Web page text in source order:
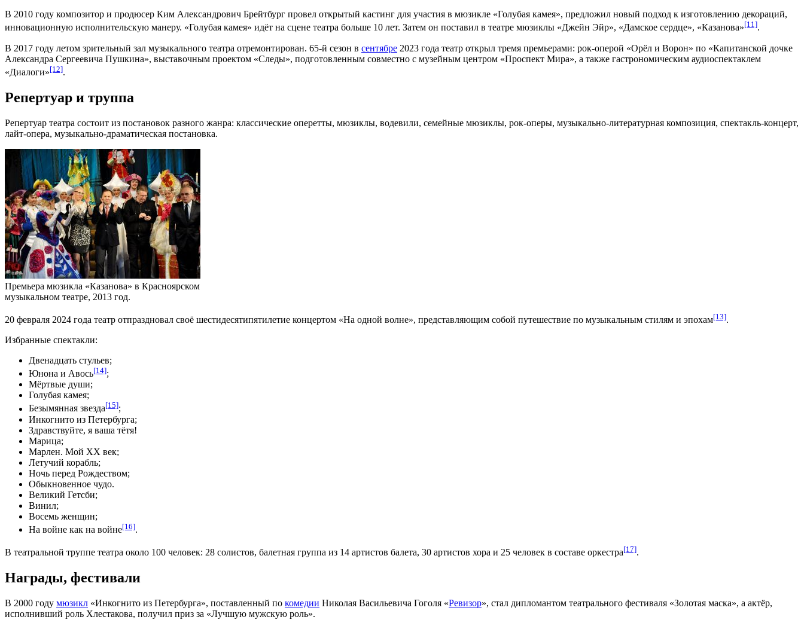
В 2010 году композитор и продюсер Ким Александрович Брейтбург провел открытый кастинг для участия в мюзикле «Голубая камея», предложил новый подход к изготовлению декораций,
инновационную исполнительскую манеру. «Голубая камея» идёт на сцене театра больше 10 лет. Затем он поставил в театре мюзиклы «Джейн Эйр», «Дамское сердце», «Казанова»[11].
В 2017 году летом зрительный зал музыкального театра отремонтирован. 65-й сезон в сентябре 2023 года театр открыл тремя премьерами: рок-оперой «Орёл и Ворон» по «Капитанской дочке
Александра Сергеевича Пушкина», выставочным проектом «Следы», подготовленным совместно с музейным центром «Проспект Мира», а также гастрономическим аудиоспектаклем
«Диалоги»[12].
Репертуар и труппа
Репертуар театра состоит из постановок разного жанра: классические оперетты, мюзиклы, водевили, семейные мюзиклы, рок-оперы, музыкально-литературная композиция, спектакль-концерт,
лайт-опера, музыкально-драматическая постановка.
Премьера мюзикла «Казанова» в Красноярском
музыкальном театре, 2013 год.
20 февраля 2024 года театр отпраздновал своё шестидесятипятилетие концертом «На одной волне», представляющим собой путешествие по музыкальным стилям и эпохам[13].
Избранные спектакли:
Двенадцать стульев;
Юнона и Авось[14];
Мёртвые души;
Голубая камея;
Безымянная звезда[15];
Инкогнито из Петербурга;
Здравствуйте, я ваша тётя!
Марица;
Марлен. Мой XX век;
Летучий корабль;
Ночь перед Рождеством;
Обыкновенное чудо.
Великий Гетсби;
Винил;
Восемь женщин;
На войне как на войне[16].
В театральной труппе театра около 100 человек: 28 солистов, балетная группа из 14 артистов балета, 30 артистов хора и 25 человек в составе оркестра[17].
Награды, фестивали
В 2000 году мюзикл «Инкогнито из Петербурга», поставленный по комедии Николая Васильевича Гоголя «Ревизор», стал дипломантом театрального фестиваля «Золотая маска», а актёр,
исполнивший роль Хлестакова, получил приз за «Лучшую мужскую роль».